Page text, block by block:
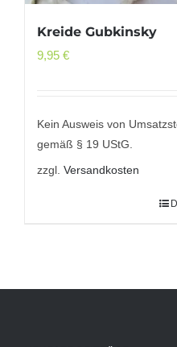
Kreide Gubkinsky
9,95 €
Kein Ausweis von
gemäß § 19 UStG.
zzgl. Versandkosten